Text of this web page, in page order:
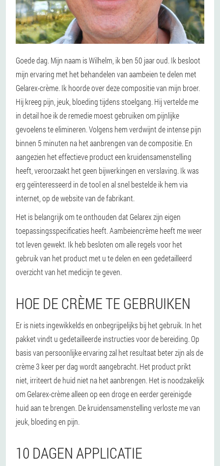
Goede dag. Mijn naam is Wilhelm, ik ben 50 jaar oud. Ik besloot
mijn ervaring met het behandelen van aambeien te delen met
Gelarex-crème. Ik hoorde over deze compositie van mijn broer.
Hij kreeg pijn, jeuk, bloeding tijdens stoelgang. Hij vertelde me
in detail hoe ik de remedie moest gebruiken om pijnlijke
gevoelens te elimineren. Volgens hem verdwijnt de intense pijn
binnen 5 minuten na het aanbrengen van de compositie. En
aangezien het effectieve product een kruidensamenstelling
heeft, veroorzaakt het geen bijwerkingen en verslaving. Ik was
erg geïnteresseerd in de tool en al snel bestelde ik hem via
internet, op de website van de fabrikant.
Het is belangrijk om te onthouden dat Gelarex zijn eigen
toepassingsspecificaties heeft. Aambeiencrème heeft me weer
tot leven gewekt. Ik heb besloten om alle regels voor het
gebruik van het product met u te delen en een gedetailleerd
overzicht van het medicijn te geven.
HOE DE CRÈME TE GEBRUIKEN
Er is niets ingewikkelds en onbegrijpelijks bij het gebruik. In het
pakket vindt u gedetailleerde instructies voor de bereiding. Op
basis van persoonlijke ervaring zal het resultaat beter zijn als de
crème 3 keer per dag wordt aangebracht. Het product prikt
niet, irriteert de huid niet na het aanbrengen. Het is noodzakelijk
om Gelarex-crème alleen op een droge en eerder gereinigde
huid aan te brengen. De kruidensamenstelling verloste me van
jeuk, bloeding en pijn.
10 DAGEN APPLICATIE